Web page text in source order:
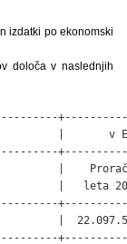
izdatki po ekonomski
določa v naslednjih
|       v
|
|   leta
|